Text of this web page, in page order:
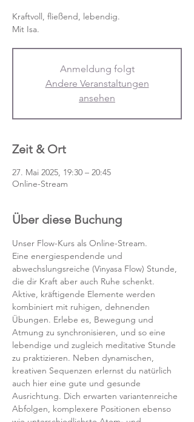
Kraftvoll, fließend, lebendig.
Mit Isa.
Anmeldung folgt
Andere Veranstaltungen
ansehen
Zeit & Ort
27. Mai 2025, 19:30 – 20:45
Online-Stream
Über diese Buchung
Unser Flow-Kurs als Online-Stream.
Eine energiespendende und
abwechslungsreiche (Vinyasa Flow) Stunde,
die dir Kraft aber auch Ruhe schenkt.
Aktive, kräftigende Elemente werden
kombiniert mit ruhigen, dehnenden
Übungen. Erlebe es, Bewegung und
Atmung zu synchronisieren, und so eine
lebendige und zugleich meditative Stunde
zu praktizieren. Neben dynamischen,
kreativen Sequenzen erlernst du natürlich
auch hier eine gute und gesunde
Ausrichtung. Dich erwarten variantenreiche
Abfolgen, komplexere Positionen ebenso